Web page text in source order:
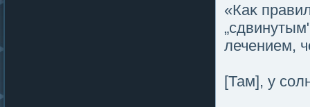
«Каκ
лечением,
[Там], у